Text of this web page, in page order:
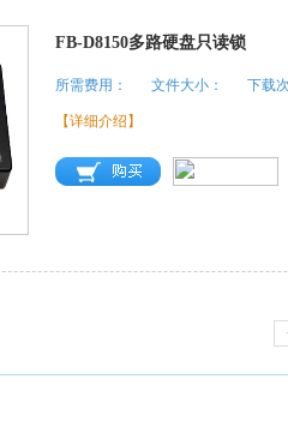
FB-D8150多路硬盘只读锁
所需费用： 文件大小： 下载
【详细介绍】